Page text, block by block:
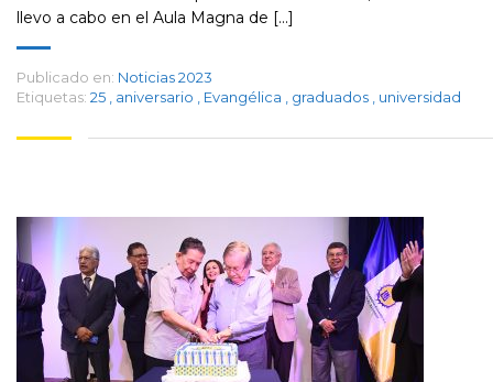
llevo a cabo en el Aula Magna de [...]
Publicado en: Noticias 2023
Etiquetas: 25 aniversario Evangélica graduados universidad